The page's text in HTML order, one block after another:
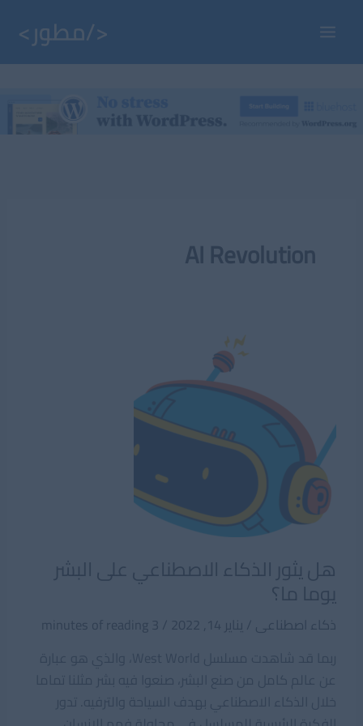
Main
AI Revolution
هل يثور الذكاء الاصطناعي على البشر
يوما ما؟
ذكاء اصطناعى / يناير 14, 2022 /
3 minutes of reading